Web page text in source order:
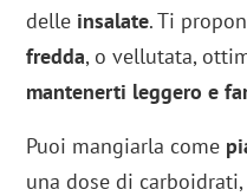
delle insalate. Ti
fredda, o vellutata,
mantenerti leggero e
Puoi mangiarla come
una dose di